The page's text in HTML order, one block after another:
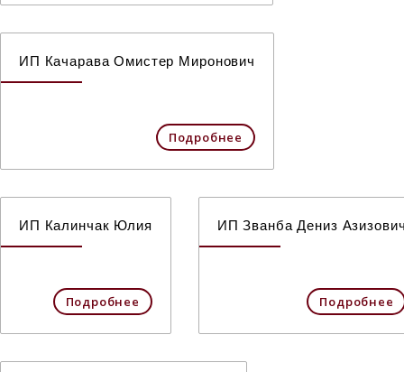
ИП Качарава Омистер Миронович
Подробнее
ИП Калинчак Юлия
Подробнее
ИП Званба Дениз
Подробнее